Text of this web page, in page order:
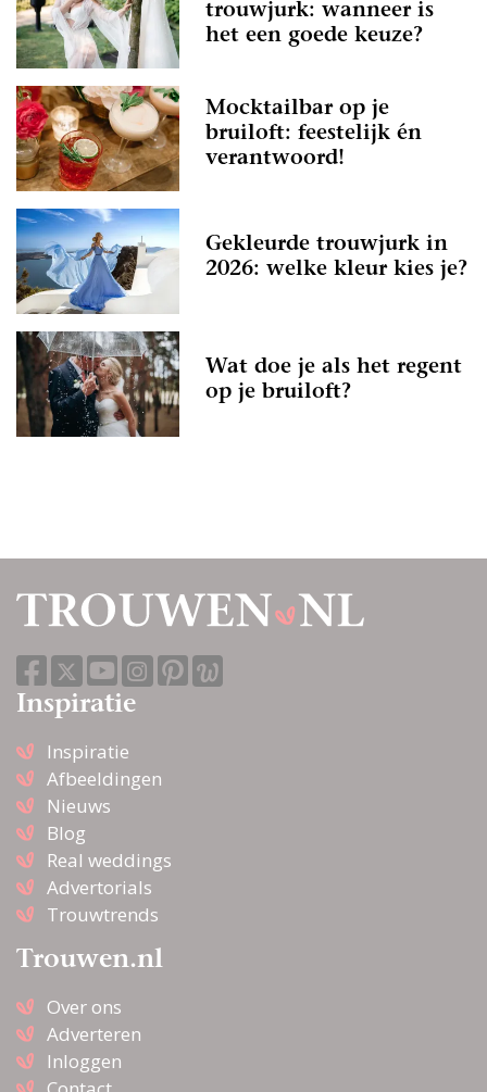
trouwjurk: wanneer is
het een goede keuze?
Mocktailbar op je
bruiloft: feestelijk én
verantwoord!
Gekleurde trouwjurk in
2026: welke kleur kies je?
Wat doe je als het regent
op je bruiloft?
Inspiratie
Inspiratie
Afbeeldingen
Nieuws
Blog
Real weddings
Advertorials
Trouwtrends
Trouwen.nl
Over ons
Adverteren
Inloggen